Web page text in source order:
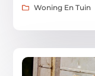
Woning En Tuin